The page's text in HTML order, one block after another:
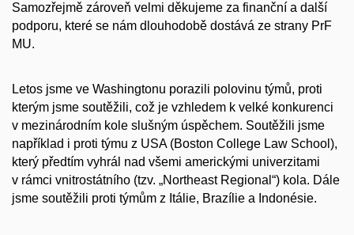
Samozřejmě zároveň velmi děkujeme za finanční a další
podporu, které se nám dlouhodobě dostává ze strany PrF
MU.
Letos jsme ve Washingtonu porazili polovinu týmů, proti
kterým jsme soutěžili, což je vzhledem k velké konkurenci
v mezinárodním kole slušným úspěchem. Soutěžili jsme
například i proti týmu z USA (Boston College Law School),
který předtím vyhrál nad všemi americkými univerzitami
v rámci vnitrostátního (tzv. „Northeast Regional“) kola. Dále
jsme soutěžili proti týmům z Itálie, Brazílie a Indonésie.